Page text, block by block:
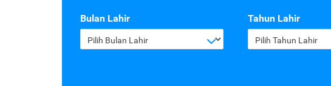
Bulan Lahir
Pilih Bulan Lahir
Tahun Lahir
Pilih Tahun Lahir